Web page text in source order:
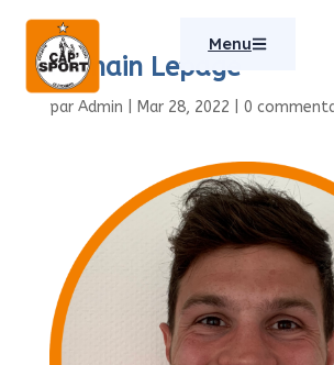
Menu
Romain Lepage
par Admin Mar 28, 2022 0